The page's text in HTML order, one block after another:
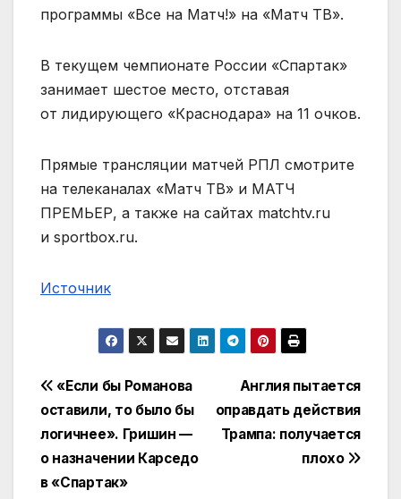
программы «Все на Матч!» на «Матч ТВ».
В текущем чемпионате России «Спартак»
занимает шестое место, отставая
от лидирующего «Краснодара» на 11 очков.
Прямые трансляции матчей РПЛ смотрите
на телеканалах «Матч ТВ» и МАТЧ
ПРЕМЬЕР, а также на сайтах matchtv.ru
и sportbox.ru.
Источник
Навигация
по
записям
Англия пытается
оправдать действия
Трампа: получается
плохо
«Если бы Романова
оставили, то было бы
логичнее». Гришин —
о назначении Карседо
в «Спартак»